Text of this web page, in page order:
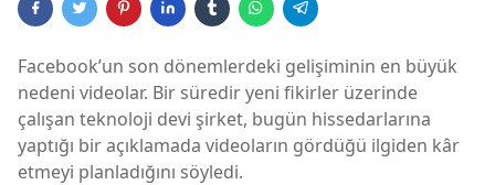
Facebook’un son dönemlerdeki gelişiminin en büyük
nedeni videolar. Bir süredir yeni fikirler üzerinde
çalışan teknoloji devi şirket, bugün hissedarlarına
yaptığı bir açıklamada videoların gördüğü ilgiden kâr
etmeyi planladığını söyledi.